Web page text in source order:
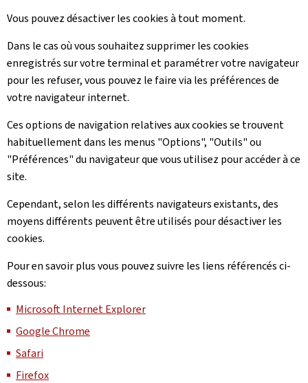
Vous pouvez désactiver les cookies à tout moment.
Dans le cas où vous souhaitez supprimer les cookies
enregistrés sur votre terminal et paramétrer votre navigateur
pour les refuser, vous pouvez le faire via les préférences de
votre navigateur internet.
Ces options de navigation relatives aux cookies se trouvent
habituellement dans les menus "Options", "Outils" ou
"Préférences" du navigateur que vous utilisez pour accéder à ce
site.
Cependant, selon les différents navigateurs existants, des
moyens différents peuvent être utilisés pour désactiver les
cookies.
Pour en savoir plus vous pouvez suivre les liens référencés ci-
dessous:
Microsoft Internet Explorer
Google Chrome
Safari
Firefox